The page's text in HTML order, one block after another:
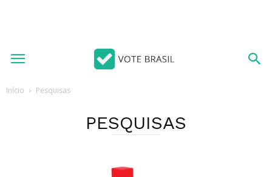
Início Pesquisas
PESQUISAS